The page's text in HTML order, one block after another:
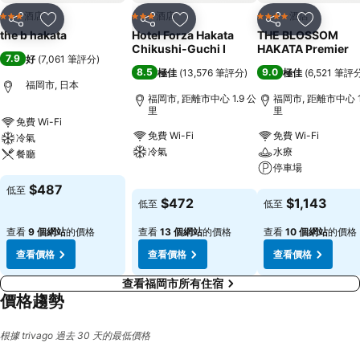
分享 放到收藏夾
3 星級酒店
the b hakata
7.9 好 (7,061 筆評分)
福岡市, 日本
免費 Wi-Fi
冷氣
餐廳
查看價格
低至 $487
查看 9 個網站的價格
查看價格
分享 放到收藏夾
3 星級酒店
Hotel Forza Hakata
Chikushi-Guchi Ⅰ
8.5 極佳 (13,576 筆評分)
福岡市, 距離市中心 1.9 公
里
免費 Wi-Fi
冷氣
低至 $472
查看 13 個網站的價格
查看價格
分享 放到收藏
4 星級 酒店
THE BLOSSOM
HAKATA Premier
9.0 極佳 (6,521 筆評
福岡市, 距離市中心
里
免費 Wi-Fi
水療
停車場
查看價格
低至 $1,143
查看 10 個網站的價格
查看價格
查看福岡市所有住宿
價格趨勢
根據 trivago 過去 30 天的最低價格